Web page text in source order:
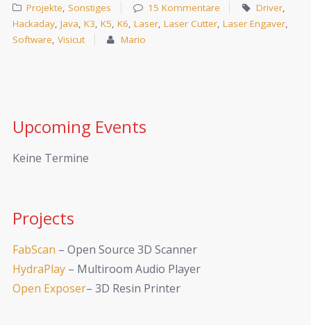
Projekte Sonstiges 15 Kommentare Driver,
Hackaday Java K3 K5 K6 Laser Laser Cutter Laser Engaver
Software Visicut Mario
Upcoming Events
Keine Termine
Projects
FabScan – Open Source 3D Scanner
HydraPlay – Multiroom Audio Player
Open Exposer– 3D Resin Printer